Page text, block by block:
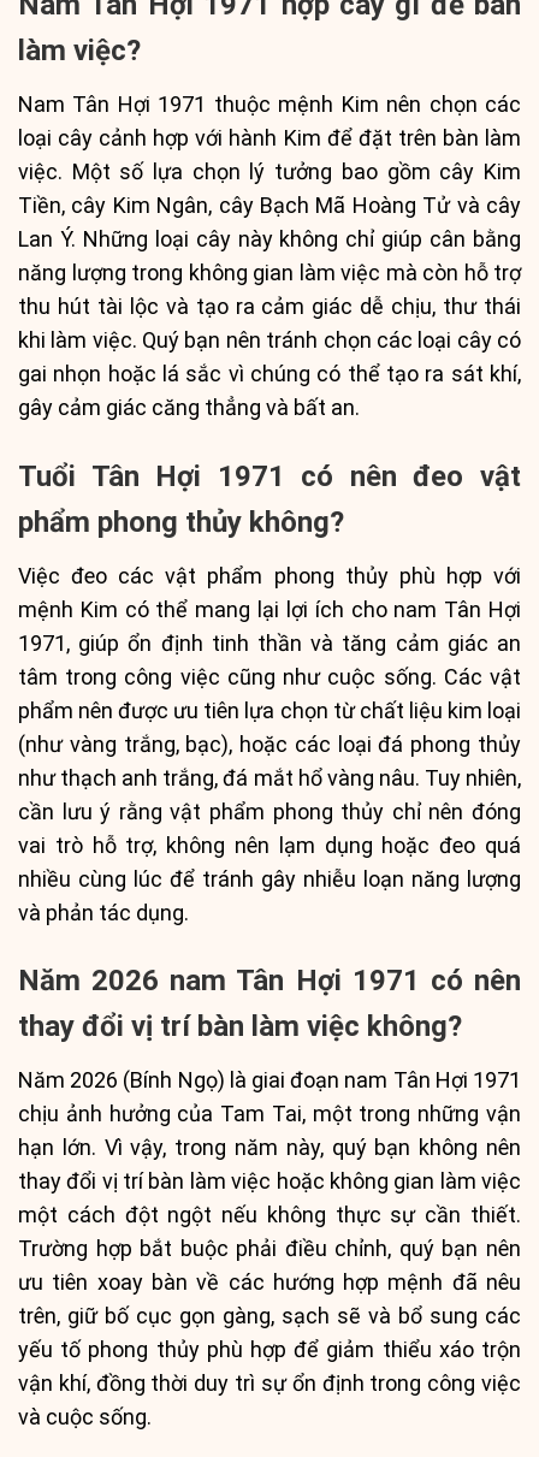
làm việc?
Nam Tân Hợi 1971 thuộc mệnh Kim nên chọn các
loại cây cảnh hợp với hành Kim để đặt trên bàn làm
việc. Một số lựa chọn lý tưởng bao gồm cây Kim
Tiền, cây Kim Ngân, cây Bạch Mã Hoàng Tử và cây
Lan Ý. Những loại cây này không chỉ giúp cân bằng
năng lượng trong không gian làm việc mà còn hỗ trợ
thu hút tài lộc và tạo ra cảm giác dễ chịu, thư thái
khi làm việc. Quý bạn nên tránh chọn các loại cây có
gai nhọn hoặc lá sắc vì chúng có thể tạo ra sát khí,
gây cảm giác căng thẳng và bất an.
Tuổi Tân Hợi 1971 có nên đeo vật
phẩm phong thủy không?
Việc đeo các vật phẩm phong thủy phù hợp với
mệnh Kim có thể mang lại lợi ích cho nam Tân Hợi
1971, giúp ổn định tinh thần và tăng cảm giác an
tâm trong công việc cũng như cuộc sống. Các vật
phẩm nên được ưu tiên lựa chọn từ chất liệu kim loại
(như vàng trắng, bạc), hoặc các loại đá phong thủy
như thạch anh trắng, đá mắt hổ vàng nâu. Tuy nhiên,
cần lưu ý rằng vật phẩm phong thủy chỉ nên đóng
vai trò hỗ trợ, không nên lạm dụng hoặc đeo quá
nhiều cùng lúc để tránh gây nhiễu loạn năng lượng
và phản tác dụng.
Năm 2026 nam Tân Hợi 1971 có nên
thay đổi vị trí bàn làm việc không?
Năm 2026 (Bính Ngọ) là giai đoạn nam Tân Hợi 1971
chịu ảnh hưởng của Tam Tai, một trong những vận
hạn lớn. Vì vậy, trong năm này, quý bạn không nên
thay đổi vị trí bàn làm việc hoặc không gian làm việc
một cách đột ngột nếu không thực sự cần thiết.
Trường hợp bắt buộc phải điều chỉnh, quý bạn nên
ưu tiên xoay bàn về các hướng hợp mệnh đã nêu
trên, giữ bố cục gọn gàng, sạch sẽ và bổ sung các
yếu tố phong thủy phù hợp để giảm thiểu xáo trộn
vận khí, đồng thời duy trì sự ổn định trong công việc
và cuộc sống.